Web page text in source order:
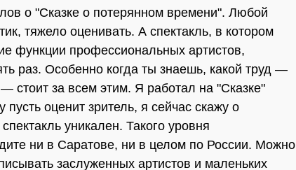
о "Сказке о потерянном времени". Любой
тяжело оценивать. А спектакль, в котором
функции профессиональных артистов,
раз. Особенно когда ты знаешь, какой труд —
стоит за всем этим. Я работал на "Сказке"
оценит зритель, я сейчас скажу о
уникален. Такого уровня
ни в Саратове, ни в целом по России. Можно
заслуженных артистов и маленьких